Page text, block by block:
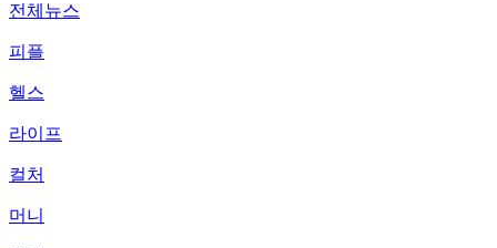
전체뉴스
피플
헬스
라이프
컬처
머니